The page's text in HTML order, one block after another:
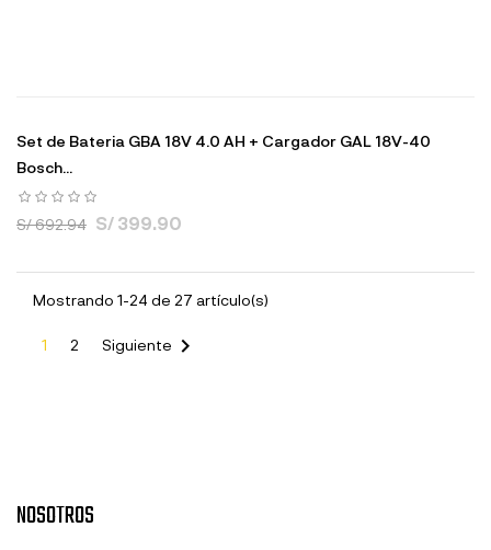
Set de Bateria GBA 18V 4.0 AH + Cargador GAL 18V-40
Bosch...
S/ 692.94 S/ 399.90
Mostrando 1-24 de 27 artículo(s)
1 2 Siguiente 
NOSOTROS